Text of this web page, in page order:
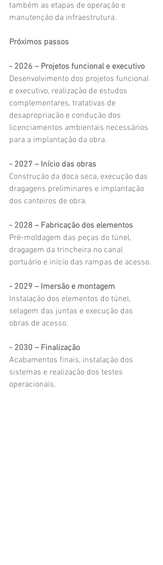
também as etapas de operação e
manutenção da infraestrutura.
Próximos passos
- 2026 – Projetos funcional e executivo
Desenvolvimento dos projetos funcional
e executivo, realização de estudos
complementares, tratativas de
desapropriação e condução dos
licenciamentos ambientais necessários
para a implantação da obra.
- 2027 – Início das obras
Construção da doca seca, execução das
dragagens preliminares e implantação
dos canteiros de obra.
- 2028 – Fabricação dos elementos
Pré-moldagem das peças do túnel,
dragagem da trincheira no canal
portuário e início das rampas de acesso.
- 2029 – Imersão e montagem
Instalação dos elementos do túnel,
selagem das juntas e execução das
obras de acesso.
- 2030 – Finalização
Acabamentos finais, instalação dos
sistemas e realização dos testes
operacionais.